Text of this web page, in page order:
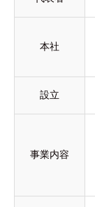
本社
設立
事業内容